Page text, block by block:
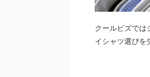
クールビズでは
イシャツ選びを